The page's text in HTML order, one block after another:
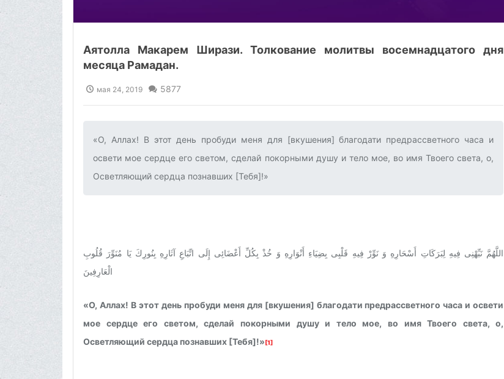
Аятолла Макарем Ширази. Толкование молитвы восемнадцатого дня
месяца Рамадан.
мая 24, 2019 5877
«О, Аллах! В этот день пробуди меня для [вкушения] благодати предрассветного часа и
освети мое сердце его светом, сделай покорными душу и тело мое, во имя Твоего света, о,
Осветляющий сердца познавших [Тебя]!»‌
اللَّهُمَّ نَبِّهْنِى فِيهِ لِبَرَكَاتِ أَسْحَارِهِ وَ نَوِّرْ فِيهِ قَلْبِى بِضِيَاءِ أَنْوَارِهِ وَ خُذْ بِكُلِّ أَعْضَائِى إِلَى اتِّبَاعِ آثَارِهِ بِنُورِكَ يَا مُنَوِّرَ قُلُوبِ
الْعَارِفِينَ
«О, Аллах! В этот день пробуди меня для [вкушения] благодати предрассветного часа и освети
мое сердце его светом, сделай покорными душу и тело мое, во имя Твоего света, о,
Осветляющий сердца познавших [Тебя]!»[1]